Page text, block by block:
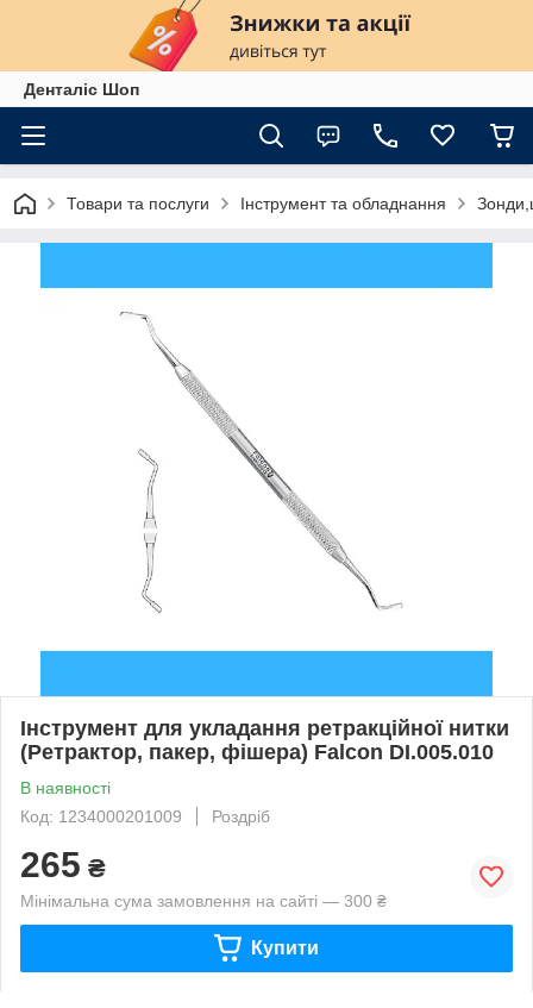
Денталіс Шоп
Товари та послуги Інструмент та обладнання
Інструмент для укладання ретракційної нитки
(Ретрактор, пакер, фішера) Falcon DI.005.010
В наявності
Код: 1234000201009
Роздріб
265 ₴
Мінімальна сума замовлення на сайті — 300 ₴
Купити